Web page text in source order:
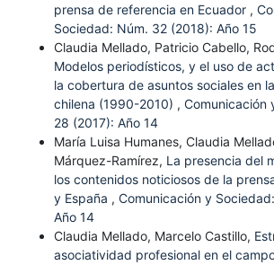
prensa de referencia en Ecuador ,
Sociedad: Núm. 32 (2018): Año 15
Claudia Mellado, Patricio Cabello,
Modelos periodísticos, y el uso de
la cobertura de asuntos sociales en
chilena (1990-2010) , Comunicación
28 (2017): Año 14
María Luisa Humanes, Claudia
Márquez-Ramírez, La presencia del
los contenidos noticiosos de la
y España , Comunicación y
Año 14
Claudia Mellado, Marcelo Castillo,
asociatividad profesional en el